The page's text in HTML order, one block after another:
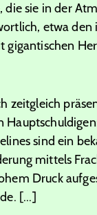
die sie in der
etwa den
gigantischen
zeitgleich
sind ein
mittels
Druck
[...]